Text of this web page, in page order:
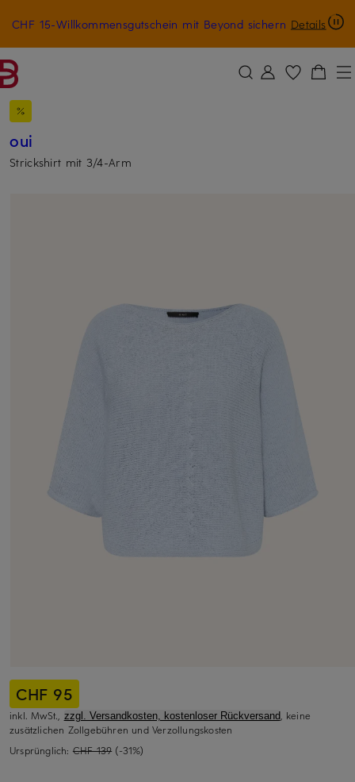
ZUM HAUPTINHALT ÜBERSPRINGEN ZUM SUCHFELD ÜBERSPRINGEN
CHF 15-Willkommensgutschein mit Beyond sichern Details
oui
Strickshirt mit 3/4-Arm
CHF 95
inkl. MwSt., zzgl. Versandkosten, kostenloser Rückversand, keine
zusätzlichen Zollgebühren und Verzollungskosten
Ursprünglich: CHF 139 (-31%)